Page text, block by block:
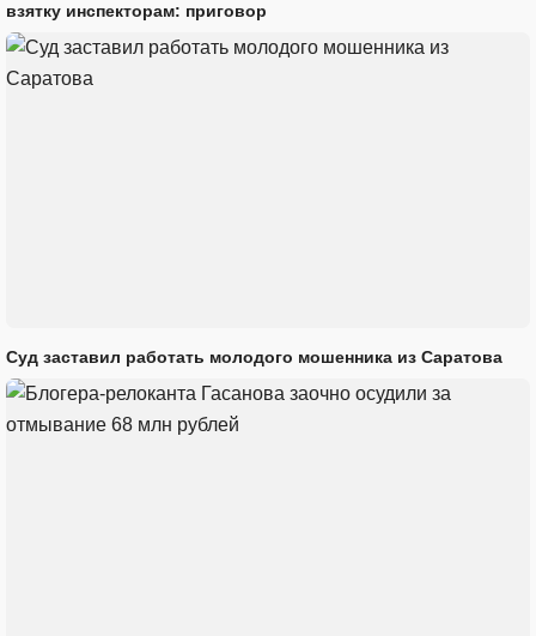
взятку инспекторам: приговор
Суд заставил работать молодого мошенника из Саратова